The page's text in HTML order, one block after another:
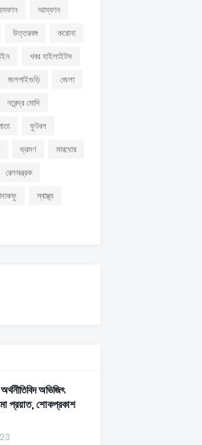
আম্ফান
উত্তরবঙ্গ
করোনা
খবর হাইলাইটস
জলপাইগুড়ি
জেলা
নরেন্দ্র মোদি
ফুটবল
ভ্রমণ
মারধোর
রেলমন্ত্রক
স্বাস্থ্য
অভিজিৎ
মা প্রয়াত, শোকপ্রকাশ